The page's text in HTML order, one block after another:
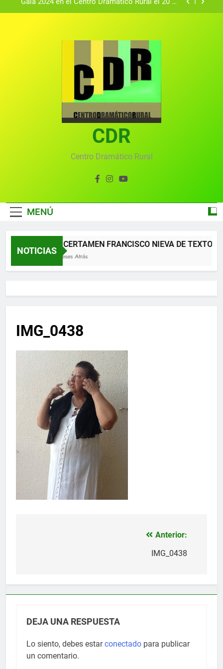
Gala 2024 en el Centro Dramático Rural el 20 de
convocado por el Centro Dramático Rural de Mira
(Cuenca)
Gala anual virtual del Centro Dramático Rural de
Gala del Centro Dramático Rural 2025
Gala 2024 en el Centro Dramático Rural el 20 de
Textos seleccionados en el VI Certamen
Francisco Nieva de piezas breves teatrales
convocado por el Centro Dramático Rural de Mira
Gala anual virtual del Centro Dramático Rural de
CDR
Centro Dramático Rural
MENÚ
NOTICIAS
XII CERTAMEN FRANCISCO NIEVA DE TEXTOS
2 Meses Atrás
IMG_0438
Anterior:
IMG_0438
DEJA UNA RESPUESTA
Lo siento, debes estarconectado para publicar
un comentario.